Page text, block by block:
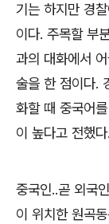
기는 하지만 경
이다. 주목할 부
과의 대화에서
술을 한 점이다.
화할 때 중국어
이 높다고 전했다.
중국인..곧 외국
이 위치한 원곡